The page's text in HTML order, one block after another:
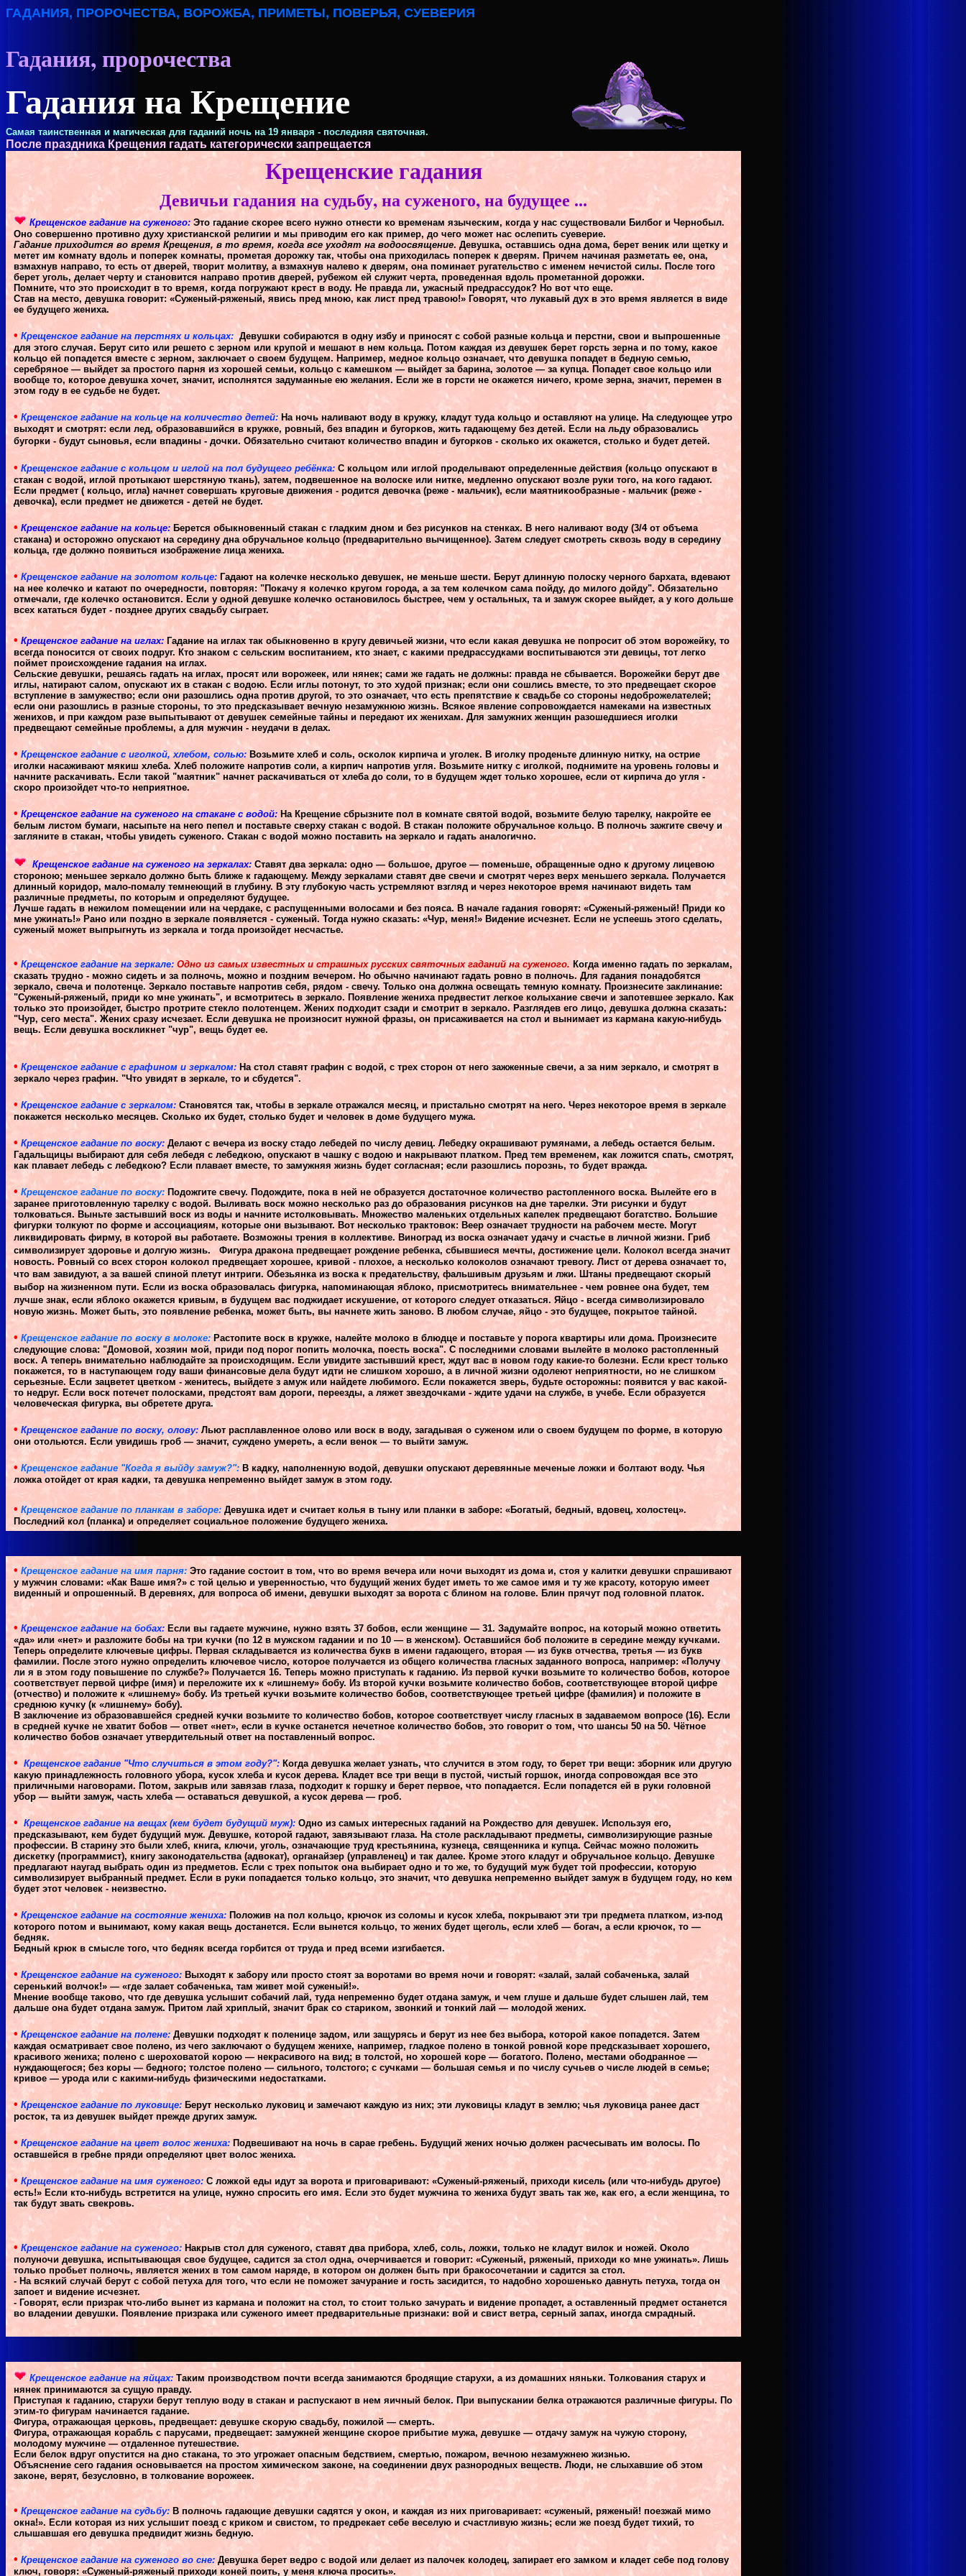
ГАДАНИЯ, ПРОРОЧЕСТВА, ВОРОЖБА, ПРИМЕТЫ, ПОВЕРЬЯ, СУЕВЕРИЯ
Гадания, пророчества
Гадания на Крещение
Самая таинственная и магическая для гаданий ночь на 19 января - последняя святочная.
После праздника Крещения гадать категорически запрещается
Крещенские гадания
Девичьи гадания на судьбу, на суженого, на будущее ...
Крещенское гадание на суженого: Это гадание скорее всего нужно отнести ко временам языческим, когда у нас существовали Билбог и Чернобыл.
Оно совершенно противно духу христианской религии и мы приводим его как пример, до чего может нас ослепить суеверие.
Гадание приходится во время Крещения, в то время, когда все уходят на водоосвящение. Девушка, оставшись одна дома, берет веник или щетку и
метет им комнату вдоль и поперек комнаты, прометая дорожку так, чтобы она приходилась поперек к дверям. Причем начиная разметать ее, она,
взмахнув направо, то есть от дверей, творит молитву, а взмахнув налево к дверям, она поминает ругательство с именем нечистой силы. После того
берет уголь, делает черту и становится направо против дверей, рубежом ей служит черта, проведенная вдоль прометанной дорожки.
Помните, что это происходит в то время, когда погружают крест в воду. Не правда ли, ужасный предрассудок? Но вот что еще.
Став на место, девушка говорит: «Суженый-ряженый, явись пред мною, как лист пред травою!» Говорят, что лукавый дух в это время является в виде
ее будущего жениха.
• Крещенское гадание на перстнях и кольцах: Девушки собираются в одну избу и приносят с собой разные кольца и перстни, свои и выпрошенные
для этого случая. Берут сито или решето с зерном или крупой и мешают в нем кольца. Потом каждая из девушек берет горсть зерна и по тому, какое
кольцо ей попадется вместе с зерном, заключает о своем будущем. Например, медное кольцо означает, что девушка попадет в бедную семью,
серебряное — выйдет за простого парня из хорошей семьи, кольцо с камешком — выйдет за барина, золотое — за купца. Попадет свое кольцо или
вообще то, которое девушка хочет, значит, исполнятся задуманные ею желания. Если же в горсти не окажется ничего, кроме зерна, значит, перемен в
этом году в ее судьбе не будет.
• Крещенское гадание на кольце на количество детей: На ночь наливают воду в кружку, кладут туда кольцо и оставляют на улице. На следующее утро
выходят и смотрят: если лед, образовавшийся в кружке, ровный, без впадин и бугорков, жить гадающему без детей. Если на льду образовались
бугорки - будут сыновья, если впадины - дочки. Обязательно считают количество впадин и бугорков - сколько их окажется, столько и будет детей.
• Крещенское гадание с кольцом и иглой на пол будущего ребёнка: С кольцом или иглой проделывают определенные действия (кольцо опускают в
стакан с водой, иглой протыкают шерстяную ткань), затем, подвешенное на волоске или нитке, медленно опускают возле руки того, на кого гадают.
Если предмет ( кольцо, игла) начнет совершать круговые движения - родится девочка (реже - мальчик), если маятникообразные - мальчик (реже -
девочка), если предмет не движется - детей не будет.
• Крещенское гадание на кольце: Берется обыкновенный стакан с гладким дном и без рисунков на стенках. В него наливают воду (3/4 от объема
стакана) и осторожно опускают на середину дна обручальное кольцо (предварительно вычищенное). Затем следует смотреть сквозь воду в середину
кольца, где должно появиться изображение лица жениха.
• Крещенское гадание на золотом кольце: Гадают на колечке несколько девушек, не меньше шести. Берут длинную полоску черного бархата, вдевают
на нее колечко и катают по очередности, повторяя: "Покачу я колечко кругом города, а за тем колечком сама пойду, до милого дойду". Обязательно
отмечали, где колечко остановится. Если у одной девушке колечко остановилось быстрее, чем у остальных, та и замуж скорее выйдет, а у кого дольше
всех кататься будет - позднее других свадьбу сыграет.
• Крещенское гадание на иглах: Гадание на иглах так обыкновенно в кругу девичьей жизни, что если какая девушка не попросит об этом ворожейку, то
всегда поносится от своих подруг. Кто знаком с сельским воспитанием, кто знает, с какими предрассудками воспитываются эти девицы, тот легко
поймет происхождение гадания на иглах.
Сельские девушки, решаясь гадать на иглах, просят или ворожеек, или нянек; сами же гадать не должны: правда не сбывается. Ворожейки берут две
иглы, натирают салом, опускают их в стакан с водою. Если иглы потонут, то это худой признак; если они сошлись вместе, то это предвещает скорое
вступление в замужество; если они разошлись одна против другой, то это означает, что есть препятствие к свадьбе со стороны недоброжелателей;
если они разошлись в разные стороны, то это предсказывает вечную незамужнюю жизнь. Всякое явление сопровождается намеками на известных
женихов, и при каждом разе выпытывают от девушек семейные тайны и передают их женихам. Для замужних женщин разошедшиеся иголки
предвещают семейные проблемы, а для мужчин - неудачи в делах.
• Крещенское гадание с иголкой, хлебом, солью: Возьмите хлеб и соль, осколок кирпича и уголек. В иголку проденьте длинную нитку, на острие
иголки насаживают мякиш хлеба. Хлеб положите напротив соли, а кирпич напротив угля. Возьмите нитку с иголкой, поднимите на уровень головы и
начните раскачивать. Если такой "маятник" начнет раскачиваться от хлеба до соли, то в будущем ждет только хорошее, если от кирпича до угля -
скоро произойдет что-то неприятное.
• Крещенское гадание на суженого на стакане с водой: На Крещение сбрызните пол в комнате святой водой, возьмите белую тарелку, накройте ее
белым листом бумаги, насыпьте на него пепел и поставьте сверху стакан с водой. В стакан положите обручальное кольцо. В полночь зажгите свечу и
загляните в стакан, чтобы увидеть суженого. Стакан с водой можно поставить на зеркало и гадать аналогично.
Крещенское гадание на суженого на зеркалах: Ставят два зеркала: одно — большое, другое — поменьше, обращенные одно к другому лицевою
стороною; меньшее зеркало должно быть ближе к гадающему. Между зеркалами ставят две свечи и смотрят через верх меньшего зеркала. Получается
длинный коридор, мало-помалу темнеющий в глубину. В эту глубокую часть устремляют взгляд и через некоторое время начинают видеть там
различные предметы, по которым и определяют будущее.
Лучше гадать в нежилом помещении или на чердаке, с распущенными волосами и без пояса. В начале гадания говорят: «Суженый-ряженый! Приди ко
мне ужинать!» Рано или поздно в зеркале появляется - суженый. Тогда нужно сказать: «Чур, меня!» Видение исчезнет. Если не успеешь этого сделать,
суженый может выпрыгнуть из зеркала и тогда произойдет несчастье.
• Крещенское гадание на зеркале: Одно из самых известных и страшных русских святочных гаданий на суженого. Когда именно гадать по зеркалам,
сказать трудно - можно сидеть и за полночь, можно и поздним вечером. Но обычно начинают гадать ровно в полночь. Для гадания понадобятся
зеркало, свеча и полотенце. Зеркало поставьте напротив себя, рядом - свечу. Только она должна освещать темную комнату. Произнесите заклинание:
"Суженый-ряженый, приди ко мне ужинать", и всмотритесь в зеркало. Появление жениха предвестит легкое колыхание свечи и запотевшее зеркало. Как
только это произойдет, быстро протрите стекло полотенцем. Жених подходит сзади и смотрит в зеркало. Разглядев его лицо, девушка должна сказать:
"Чур, сего места". Жених сразу исчезает. Если девушка не произносит нужной фразы, он присаживается на стол и вынимает из кармана какую-нибудь
вещь. Если девушка воскликнет "чур", вещь будет ее.
• Крещенское гадание с графином и зеркалом: На стол ставят графин с водой, с трех сторон от него зажженные свечи, а за ним зеркало, и смотрят в
зеркало через графин. "Что увидят в зеркале, то и сбудется".
• Крещенское гадание с зеркалом: Становятся так, чтобы в зеркале отражался месяц, и пристально смотрят на него. Через некоторое время в зеркале
покажется несколько месяцев. Сколько их будет, столько будет и человек в доме будущего мужа.
• Крещенское гадание по воску: Делают с вечера из воску стадо лебедей по числу девиц. Лебедку окрашивают румянами, а лебедь остается белым.
Гадальщицы выбирают для себя лебедя с лебедкою, опускают в чашку с водою и накрывают платком. Пред тем временем, как ложится спать, смотрят,
как плавает лебедь с лебедкою? Если плавает вместе, то замужняя жизнь будет согласная; если разошлись порознь, то будет вражда.
• Крещенское гадание по воску: Подожгите свечу. Подождите, пока в ней не образуется достаточное количество растопленного воска. Вылейте его в
заранее приготовленную тарелку с водой. Выливать воск можно несколько раз до образования рисунков на дне тарелки. Эти рисунки и будут
толковаться. Выньте застывший воск из воды и начните истолковывать. Множество маленьких отдельных капелек предвещают богатство. Большие
фигурки толкуют по форме и ассоциациям, которые они вызывают. Вот несколько трактовок: Веер означает трудности на рабочем месте. Могут
ликвидировать фирму, в которой вы работаете. Возможны трения в коллективе. Виноград из воска означает удачу и счастье в личной жизни. Гриб
символизирует здоровье и долгую жизнь.
Фигура дракона предвещает рождение ребенка, сбывшиеся мечты, достижение цели. Колокол всегда значит
новость. Ровный со всех сторон колокол предвещает хорошее, кривой - плохое, а несколько колоколов означают тревогу. Лист от дерева означает то,
что вам завидуют, а за вашей спиной плетут интриги. Обезьянка из воска к предательству, фальшивым друзьям и лжи. Штаны предвещают скорый
выбор на жизненном пути. Если из воска образовалась фигурка, напоминающая яблоко, присмотритесь внимательнее - чем ровнее она будет, тем
лучше знак, если яблоко окажется кривым, в будущем вас поджидает искушение, от которого следует отказаться. Яйцо - всегда символизировало
новую жизнь. Может быть, это появление ребенка, может быть, вы начнете жить заново. В любом случае, яйцо - это будущее, покрытое тайной.
• Крещенское гадание по воску в молоке: Растопите воск в кружке, налейте молоко в блюдце и поставьте у порога квартиры или дома. Произнесите
следующие слова: "Домовой, хозяин мой, приди под порог попить молочка, поесть воска". С последними словами вылейте в молоко растопленный
воск. А теперь внимательно наблюдайте за происходящим. Если увидите застывший крест, ждут вас в новом году какие-то болезни. Если крест только
покажется, то в наступающем году ваши финансовые дела будут идти не слишком хорошо, а в личной жизни одолеют неприятности, но не слишком
серьезные. Если зацветет цветком - женитесь, выйдете з амуж или найдете любимого. Если покажется зверь, будьте осторожны: появится у вас какой-
то недруг. Если воск потечет полосками, предстоят вам дороги, переезды, а ляжет звездочками - ждите удачи на службе, в учебе. Если образуется
человеческая фигурка, вы обретете друга.
• Крещенское гадание по воску, олову: Льют расплавленное олово или воск в воду, загадывая о суженом или о своем будущем по форме, в которую
они отольются. Если увидишь гроб — значит, суждено умереть, а если венок — то выйти замуж.
• Крещенское гадание "Когда я выйду замуж?": В кадку, наполненную водой, девушки опускают деревянные меченые ложки и болтают воду. Чья
ложка отойдет от края кадки, та девушка непременно выйдет замуж в этом году.
• Крещенское гадание по планкам в заборе: Девушка идет и считает колья в тыну или планки в заборе: «Богатый, бедный, вдовец, холостец».
Последний кол (планка) и определяет социальное положение будущего жениха.
• Крещенское гадание на имя парня: Это гадание состоит в том, что во время вечера или ночи выходят из дома и, стоя у калитки девушки спрашивают
у мужчин словами: «Как Ваше имя?» с той целью и уверенностью, что будущий жених будет иметь то же самое имя и ту же красоту, которую имеет
виденный и опрошенный. В деревнях, для вопроса об имени, девушки выходят за ворота с блином на голове. Блин прячут под головной платок.
• Крещенское гадание на бобах: Если вы гадаете мужчине, нужно взять 37 бобов, если женщине — 31. Задумайте вопрос, на который можно ответить
«да» или «нет» и разложите бобы на три кучки (по 12 в мужском гадании и по 10 — в женском). Оставшийся боб положите в середине между кучками.
Теперь определите ключевые цифры. Первая складывается из количества букв в имени гадающего, вторая — из букв отчества, третья — из букв
фамилии. После этого нужно определить ключевое число, которое получается из общего количества гласных заданного вопроса, например: «Получу
ли я в этом году повышение по службе?» Получается 16. Теперь можно приступать к гаданию. Из первой кучки возьмите то количество бобов, которое
соответствует первой цифре (имя) и переложите их к «лишнему» бобу. Из второй кучки возьмите количество бобов, соответствующее второй цифре
(отчество) и положите к «лишнему» бобу. Из третьей кучки возьмите количество бобов, соответствующее третьей цифре (фамилия) и положите в
среднюю кучку (к «лишнему» бобу).
В заключение из образовавшейся средней кучки возьмите то количество бобов, которое соответствует числу гласных в задаваемом вопросе (16). Если
в средней кучке не хватит бобов — ответ «нет», если в кучке останется нечетное количество бобов, это говорит о том, что шансы 50 на 50. Чётное
количество бобов означает утвердительный ответ на поставленный вопрос.
• Крещенское гадание "Что случиться в этом году?": Когда девушка желает узнать, что случится в этом году, то берет три вещи: зборник или другую
какую принадлежность головного убора, кусок хлеба и кусок дерева. Кладет все три вещи в пустой, чистый горшок, иногда сопровождая все это
приличными наговорами. Потом, закрыв или завязав глаза, подходит к горшку и берет первое, что попадается. Если попадется ей в руки головной
убор — выйти замуж, часть хлеба — оставаться девушкой, а кусок дерева — гроб.
• Крещенское гадание на вещах (кем будет будущий муж): Одно из самых интересных гаданий на Рождество для девушек. Используя его,
предсказывают, кем будет будущий муж. Девушке, которой гадают, завязывают глаза. На столе раскладывают предметы, символизирующие разные
профессии. В старину это были хлеб, книга, ключи, уголь, означающие труд крестьянина, кузнеца, священника и купца. Сейчас можно положить
дискетку (программист), книгу законодательства (адвокат), органайзер (управленец) и так далее. Кроме этого кладут и обручальное кольцо. Девушке
предлагают наугад выбрать один из предметов. Если с трех попыток она выбирает одно и то же, то будущий муж будет той профессии, которую
символизирует выбранный предмет. Если в руки попадается только кольцо, это значит, что девушка непременно выйдет замуж в будущем году, но кем
будет этот человек - неизвестно.
• Крещенское гадание на состояние жениха: Положив на пол кольцо, крючок из соломы и кусок хлеба, покрывают эти три предмета платком, из-под
которого потом и вынимают, кому какая вещь достанется. Если вынется кольцо, то жених будет щеголь, если хлеб — богач, а если крючок, то —
бедняк.
Бедный крюк в смысле того, что бедняк всегда горбится от труда и пред всеми изгибается.
• Крещенское гадание на суженого: Выходят к забору или просто стоят за воротами во время ночи и говорят: «залай, залай собаченька, залай
серенький волчок!» — «где залает собаченька, там живет мой суженый!».
Мнение вообще таково, что где девушка услышит собачий лай, туда непременно будет отдана замуж, и чем глуше и дальше будет слышен лай, тем
дальше она будет отдана замуж. Притом лай хриплый, значит брак со стариком, звонкий и тонкий лай — молодой жених.
• Крещенское гадание на полене:Девушки подходят к поленице задом, или защурясь и берут из нее без выбора, которой какое попадется. Затем
каждая осматривает свое полено, из чего заключают о будущем женихе, например, гладкое полено в тонкой ровной коре предсказывает хорошего,
красивого жениха; полено с шероховатой корою — некрасивого на вид; в толстой, но хорошей коре — богатого. Полено, местами ободранное —
нуждающегося; без коры — бедного; толстое полено — сильного, толстого; с сучками — большая семья и по числу сучьев о числе людей в семье;
кривое — урода или с какими-нибудь физическими недостатками.
• Крещенское гадание по луковице: Берут несколько луковиц и замечают каждую из них; эти луковицы кладут в землю; чья луковица ранее даст
росток, та из девушек выйдет прежде других замуж.
• Крещенское гадание на цвет волос жениха: Подвешивают на ночь в сарае гребень. Будущий жених ночью должен расчесывать им волосы. По
оставшейся в гребне пряди определяют цвет волос жениха.
• Крещенское гадание на имя суженого: С ложкой еды идут за ворота и приговаривают: «Суженый-ряженый, приходи кисель (или что-нибудь другое)
есть!» Если кто-нибудь встретится на улице, нужно спросить его имя. Если это будет мужчина то жениха будут звать так же, как его, а если женщина, то
так будут звать свекровь.
• Крещенское гадание на суженого: Накрыв стол для суженого, ставят два прибора, хлеб, соль, ложки, только не кладут вилок и ножей. Около
полуночи девушка, испытывающая свое будущее, садится за стол одна, очерчивается и говорит: «Суженый, ряженый, приходи ко мне ужинать». Лишь
только пробьет полночь, является жених в том самом наряде, в котором он должен быть при бракосочетании и садится за стол.
- На всякий случай берут с собой петуха для того, что если не поможет зачурание и гость засидится, то надобно хорошенько давнуть петуха, тогда он
запоет и видение исчезнет.
- Говорят, если призрак что-либо вынет из кармана и положит на стол, то стоит только зачурать и видение пропадет, а оставленный предмет останется
во владении девушки. Появление призрака или суженого имеет предварительные признаки: вой и свист ветра, серный запах, иногда смрадный.
Крещенское гадание на яйцах: Таким производством почти всегда занимаются бродящие старухи, а из домашних няньки. Толкования старух и
нянек принимаются за сущую правду.
Приступая к гаданию, старухи берут теплую воду в стакан и распускают в нем яичный белок. При выпускании белка отражаются различные фигуры. По
этим-то фигурам начинается гадание.
Фигура, отражающая церковь, предвещает: девушке скорую свадьбу, пожилой — смерть.
Фигура, отражающая корабль с парусами, предвещает: замужней женщине скорое прибытие мужа, девушке — отдачу замуж на чужую сторону,
молодому мужчине — отдаленное путешествие.
Если белок вдруг опустится на дно стакана, то это угрожает опасным бедствием, смертью, пожаром, вечною незамужнею жизнью.
Объяснение сего гадания основывается на простом химическом законе, на соединении двух разнородных веществ. Люди, не слыхавшие об этом
законе, верят, безусловно, в толкование ворожеек.
• Крещенское гадание на судьбу: В полночь гадающие девушки садятся у окон, и каждая из них приговаривает: «суженый, ряженый! поезжай мимо
окна!». Если которая из них услышит поезд с криком и свистом, то предрекает себе веселую и счастливую жизнь; если же поезд будет тихий, то
слышавшая его девушка предвидит жизнь бедную.
• Крещенское гадание на суженого во сне: Девушка берет ведро с водой или делает из палочек колодец, запирает его замком и кладет себе под голову
ключ, говоря: «Суженый-ряженый приходи коней поить, у меня ключа просить».